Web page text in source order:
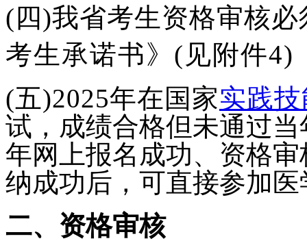
(四)我省考生资格审核
考生承诺书》(见附件4)
(五)2025年在国家实践
试，成绩合格但未通过
年网上报名成功、资格
纳成功后，可直接参加
二、资格审核